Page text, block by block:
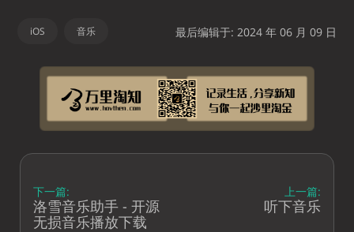
iOS 音乐 最后编辑于: 2024 年 06 月 09 日
下一篇:
洛雪音乐助手 - 开源
无损音乐播放下载
上一篇:
听下音乐